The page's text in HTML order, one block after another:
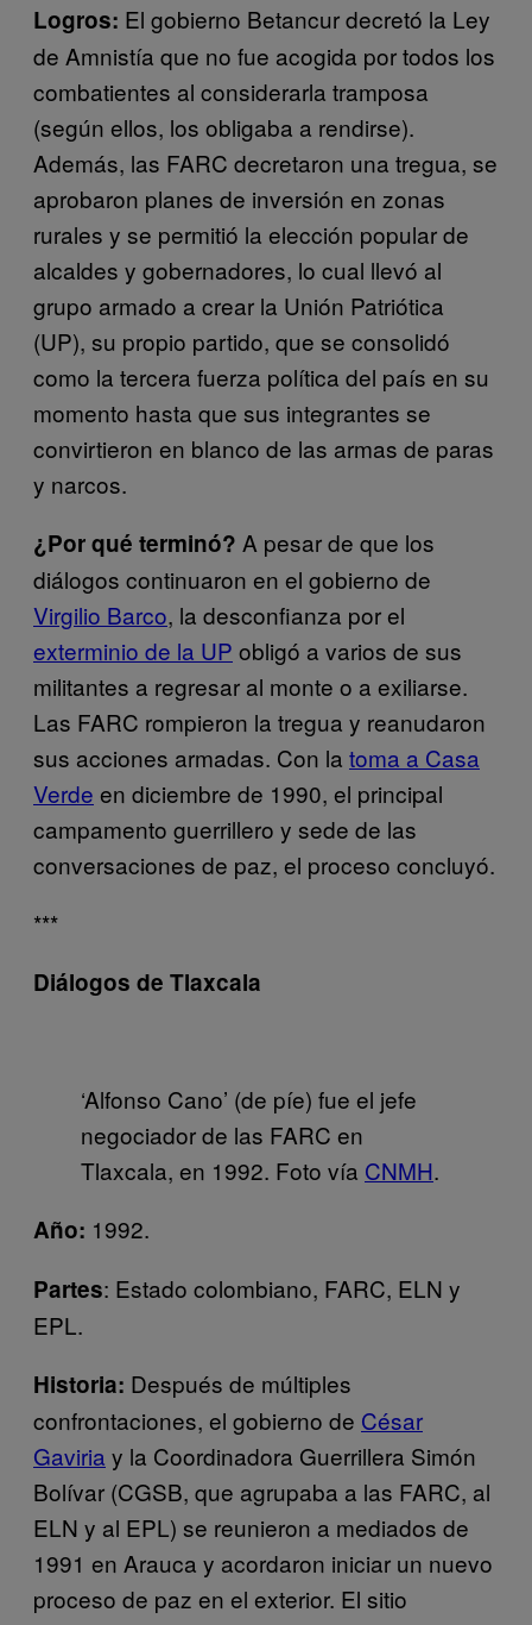
Logros: El gobierno Betancur decretó la Ley
de Amnistía que no fue acogida por todos los
combatientes al considerarla tramposa
(según ellos, los obligaba a rendirse).
Además, las FARC decretaron una tregua, se
aprobaron planes de inversión en zonas
rurales y se permitió la elección popular de
alcaldes y gobernadores, lo cual llevó al
grupo armado a crear la Unión Patriótica
(UP), su propio partido, que se consolidó
como la tercera fuerza política del país en su
momento hasta que sus integrantes se
convirtieron en blanco de las armas de paras
y narcos.
¿Por qué terminó? A pesar de que los
diálogos continuaron en el gobierno de
Virgilio Barco, la desconfianza por el
exterminio de la UP obligó a varios de sus
militantes a regresar al monte o a exiliarse.
Las FARC rompieron la tregua y reanudaron
sus acciones armadas. Con la toma a Casa
Verde en diciembre de 1990, el principal
campamento guerrillero y sede de las
conversaciones de paz, el proceso concluyó.
***
Diálogos de Tlaxcala
‘Alfonso Cano’ (de píe) fue el jefe
negociador de las FARC en
Tlaxcala, en 1992. Foto vía CNMH.
Año: 1992.
Partes: Estado colombiano, FARC, ELN y
EPL.
Historia: Después de múltiples
confrontaciones, el gobierno de César
Gaviria y la Coordinadora Guerrillera Simón
Bolívar (CGSB, que agrupaba a las FARC, al
ELN y al EPL) se reunieron a mediados de
1991 en Arauca y acordaron iniciar un nuevo
proceso de paz en el exterior. El sitio